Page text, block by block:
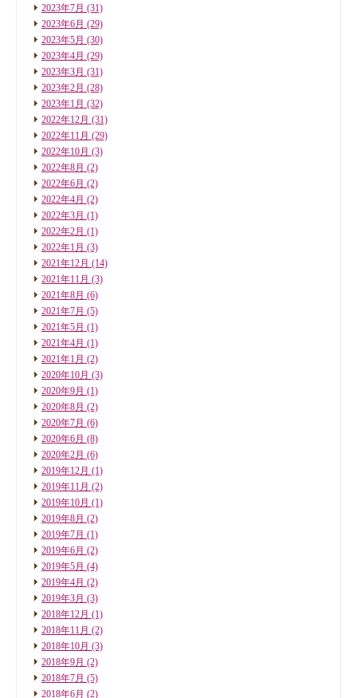
2023年7月 (31)
2023年6月 (29)
2023年5月 (30)
2023年4月 (29)
2023年3月 (31)
2023年2月 (28)
2023年1月 (32)
2022年12月 (31)
2022年11月 (29)
2022年10月 (3)
2022年8月 (2)
2022年6月 (2)
2022年4月 (2)
2022年3月 (1)
2022年2月 (1)
2022年1月 (3)
2021年12月 (14)
2021年11月 (3)
2021年8月 (6)
2021年7月 (5)
2021年5月 (1)
2021年4月 (1)
2021年1月 (2)
2020年10月 (3)
2020年9月 (1)
2020年8月 (2)
2020年7月 (6)
2020年6月 (8)
2020年2月 (6)
2019年12月 (1)
2019年11月 (2)
2019年10月 (1)
2019年8月 (2)
2019年7月 (1)
2019年6月 (2)
2019年5月 (4)
2019年4月 (2)
2019年3月 (3)
2018年12月 (1)
2018年11月 (2)
2018年10月 (3)
2018年9月 (2)
2018年7月 (5)
2018年6月 (2)